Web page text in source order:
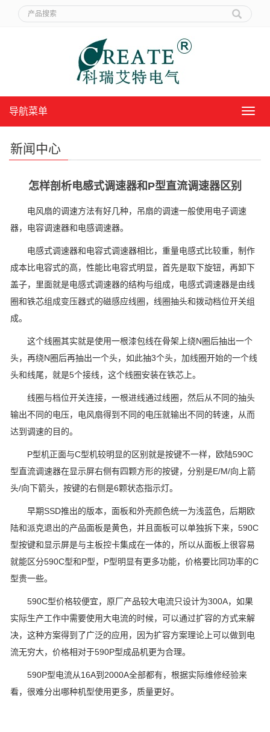
导
导航菜单
新闻中心
怎样剖析电感式调速器和P型直流调速器区别
电风扇的调速方法有好几种，吊扇的调速一般使用电子调速
器，电容调速器和电感调速器。
电感式调速器和电容式调速器相比，重量电感式比较重，制作
成本比电容式的高，性能比电容式明显，首先是取下旋钮，再卸下
盖子，里面就是电感式调速器的结构与组成，电感式调速器是由线
圈和铁芯组成变压器式的磁感应线圈，线圈抽头和拨动档位开关组
成。
这个线圈其实就是使用一根漆包线在骨架上绕N圈后抽出一个
头，再绕N圈后再抽出一个头，如此抽3个头，加线圈开始的一个线
头和线尾，就是5个接线，这个线圈安装在铁芯上。
线圈与档位开关连接，一根进线通过线圈，然后从不同的抽头
输出不同的电压，电风扇得到不同的电压就输出不同的转速，从而
达到调速的目的。
P型机正面与C型机较明显的区别就是按键不一样，欧陆590C
型直流调速器在显示屏右侧有四颗方形的按键，分别是E/M/向上箭
头/向下箭头，按键的右侧是6颗状态指示灯。
早期SSD推出的版本，面板和外壳颜色统一为浅蓝色，后期欧
陆和派克退出的产品面板是黄色，并且面板可以单独拆下来，590C
型按键和显示屏是与主板控卡集成在一体的，所以从面板上很容易
就能区分590C型和P型，P型明显有更多功能，价格要比同功率的C
型贵一些。
590C型价格较便宜，原厂产品较大电流只设计为300A，如果
实际生产工作中需要使用大电流的时候，可以通过扩容的方式来解
决，这种方案得到了广泛的应用，因为扩容方案理论上可以做到电
流无穷大，价格相对于590P型成品机更为合理。
590P型电流从16A到2000A全部都有，根据实际维修经验来
看，很难分出哪种机型使用更多，质量更好。